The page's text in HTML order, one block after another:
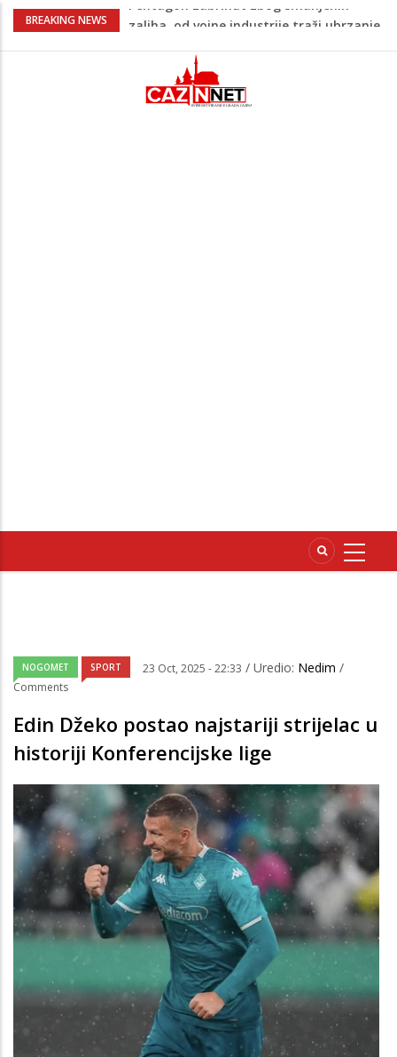
BREAKING NEWS
U FBiH nema jedinstvene evidencije o
godine izrekli 48.000 KM kazni
Temperature danas do 38 stepeni: U
dijelovima BiH moguća kratkotrajna kiša
NOGOMET SPORT 23 Oct, 2025 - 22:33 / Uredio: Nedim /
Comments
Edin Džeko postao najstariji strijelac u
historiji Konferencijske lige